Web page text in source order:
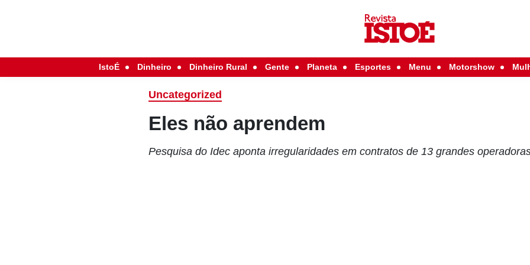
IstoÉ Dinheiro Dinheiro Rural Gente Planeta Esportes Menu Motorshow
Uncategorized
Eles não aprendem
Pesquisa do Idec aponta irregularidades em contratos de 13 grandes